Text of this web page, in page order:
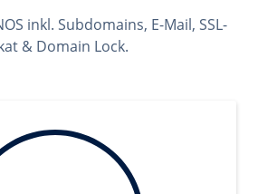
inkl. Subdomains, E-Mail, SSL-
& Domain Lock.